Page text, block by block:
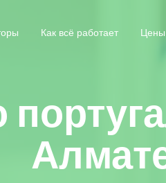
Как всё работает Цены